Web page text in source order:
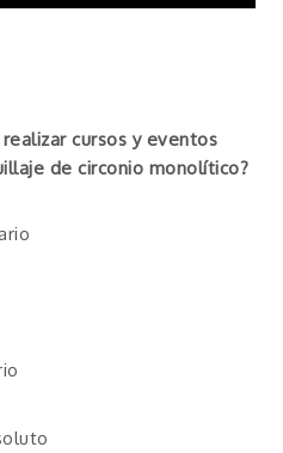
cursos y eventos
de circonio monolítico?